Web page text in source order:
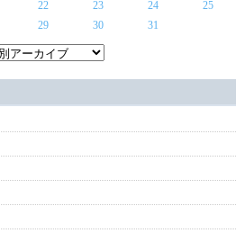
22 23 24
25
29 30 31